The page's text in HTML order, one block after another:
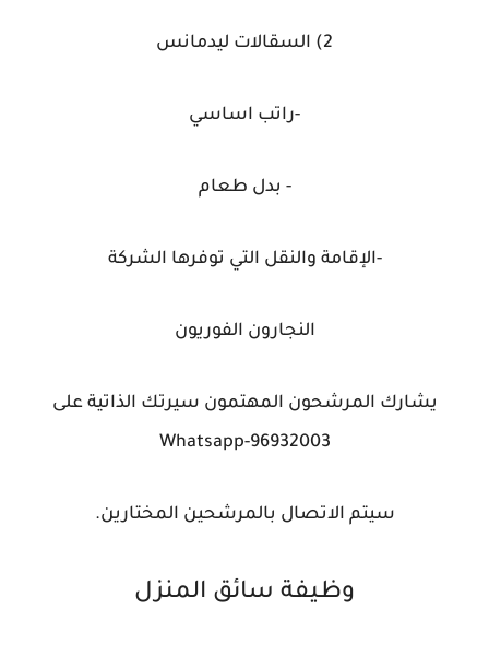
2) السقالات ليدمانس
-راتب اساسي
- بدل طعام
-الإقامة والنقل التي توفرها الشركة
النجارون الفوريون
يشارك المرشحون المهتمون سيرتك الذاتية على
Whatsapp-96932003
سيتم الاتصال بالمرشحين المختارين.
وظيفة سائق المنزل